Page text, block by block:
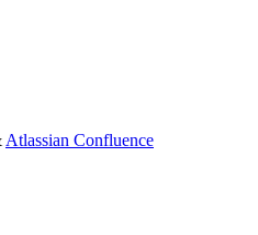
Atlassian Confluence